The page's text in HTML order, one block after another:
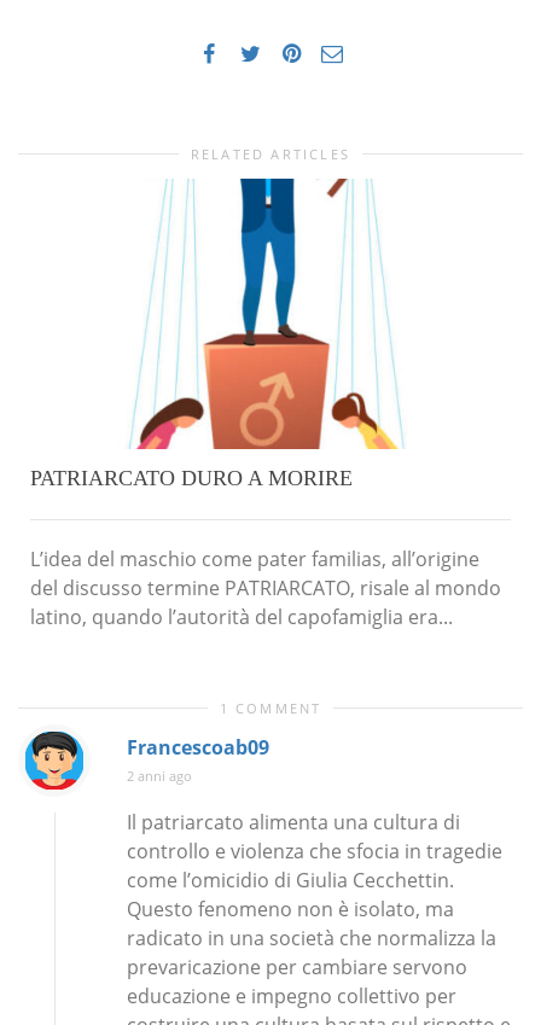
RELATED ARTICLES
PATRIARCATO DURO A MORIRE
L’idea del maschio come pater familias, all’origine
del discusso termine PATRIARCATO, risale al mondo
latino, quando l’autorità del capofamiglia era...
1 COMMENT
Francescoab09
2 anni ago
Il patriarcato alimenta una cultura di
controllo e violenza che sfocia in tragedie
come l’omicidio di Giulia Cecchettin.
Questo fenomeno non è isolato, ma
radicato in una società che normalizza la
prevaricazione per cambiare servono
educazione e impegno collettivo per